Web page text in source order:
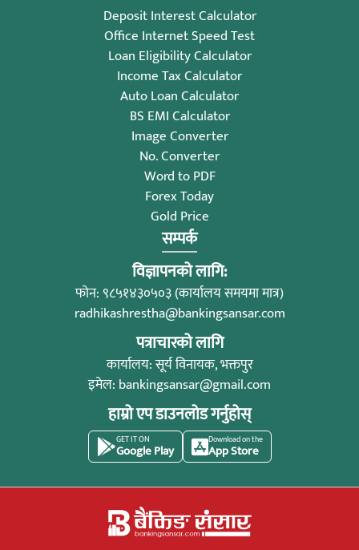
Deposit Interest Calculator
Office Internet Speed Test
Loan Eligibility Calculator
Income Tax Calculator
Auto Loan Calculator
BS EMI Calculator
Image Converter
No. Converter
Word to PDF
Forex Today
Gold Price
सम्पर्क
विज्ञापनको लागि:
फोन: ९८५१४३०५०३ (कार्यालय समयमा मात्र)
radhikashrestha@bankingsansar.com
पत्राचारको लागि
कार्यालय: सूर्य विनायक, भक्तपुर
इमेल: bankingsansar@gmail.com
हाम्रो एप डाउनलोड गर्नुहोस्
GET IT ON
Google Play
Download on the
App Store